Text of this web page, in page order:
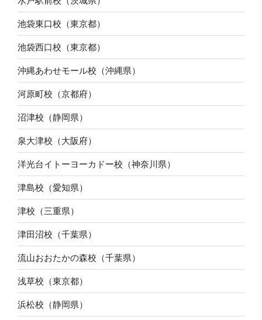
池袋東口校（東京都）
池袋西口校（東京都）
沖縄あわせモール校（沖縄県）
河原町校（京都府）
沼津校（静岡県）
泉大津校（大阪府）
洋光台イトーヨーカドー校（神奈川県）
津島校（愛知県）
津校（三重県）
津田沼校（千葉県）
流山おおたかの森校（千葉県）
浅草校（東京都）
浜松校（静岡県）